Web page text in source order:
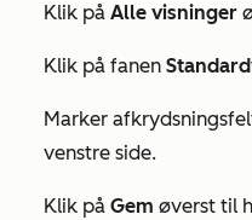
Klik på Alle visninger
Klik på fanen
Marker
venstre side.
Klik på Gem øverst til